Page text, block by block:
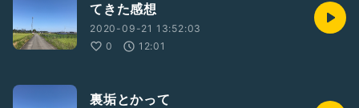
てきた感想
2020-09-21 13:52:03
0
12:01
裏垢とかって